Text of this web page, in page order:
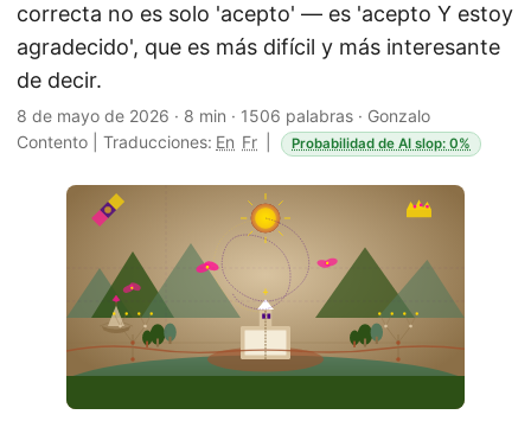
correcta no es solo 'acepto' — es 'acepto Y estoy
agradecido', que es más difícil y más interesante
de decir.
8 de mayo de 2026 · 8 min · 1506 palabras · Gonzalo
Contento
Traducciones: En Fr Probabilidad de AI slop: 0%